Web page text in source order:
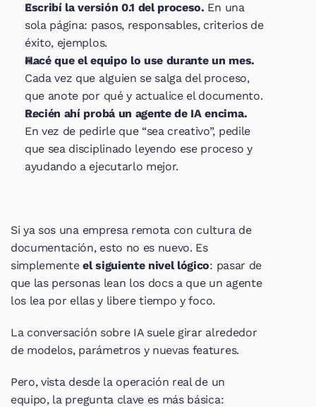
Escribí la versión 0.1 del proceso. En una
sola página: pasos, responsables, criterios de
éxito, ejemplos.
Hacé que el equipo lo use durante un mes.
Cada vez que alguien se salga del proceso,
que anote por qué y actualice el documento.
Recién ahí probá un agente de IA encima.
En vez de pedirle que “sea creativo”, pedile
que sea disciplinado leyendo ese proceso y
ayudando a ejecutarlo mejor.
Si ya sos una empresa remota con cultura de
documentación, esto no es nuevo. Es
simplemente el siguiente nivel lógico: pasar de
que las personas lean los docs a que un agente
los lea por ellas y libere tiempo y foco.
La conversación sobre IA suele girar alrededor
de modelos, parámetros y nuevas features.
Pero, vista desde la operación real de un
equipo, la pregunta clave es más básica: